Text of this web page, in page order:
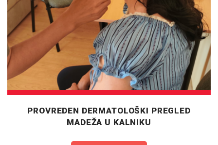
PROVREDEN DERMATOLOŠKI PREGLED
MADEŽA U KALNIKU